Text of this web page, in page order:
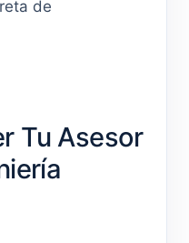
de
Tu Asesor